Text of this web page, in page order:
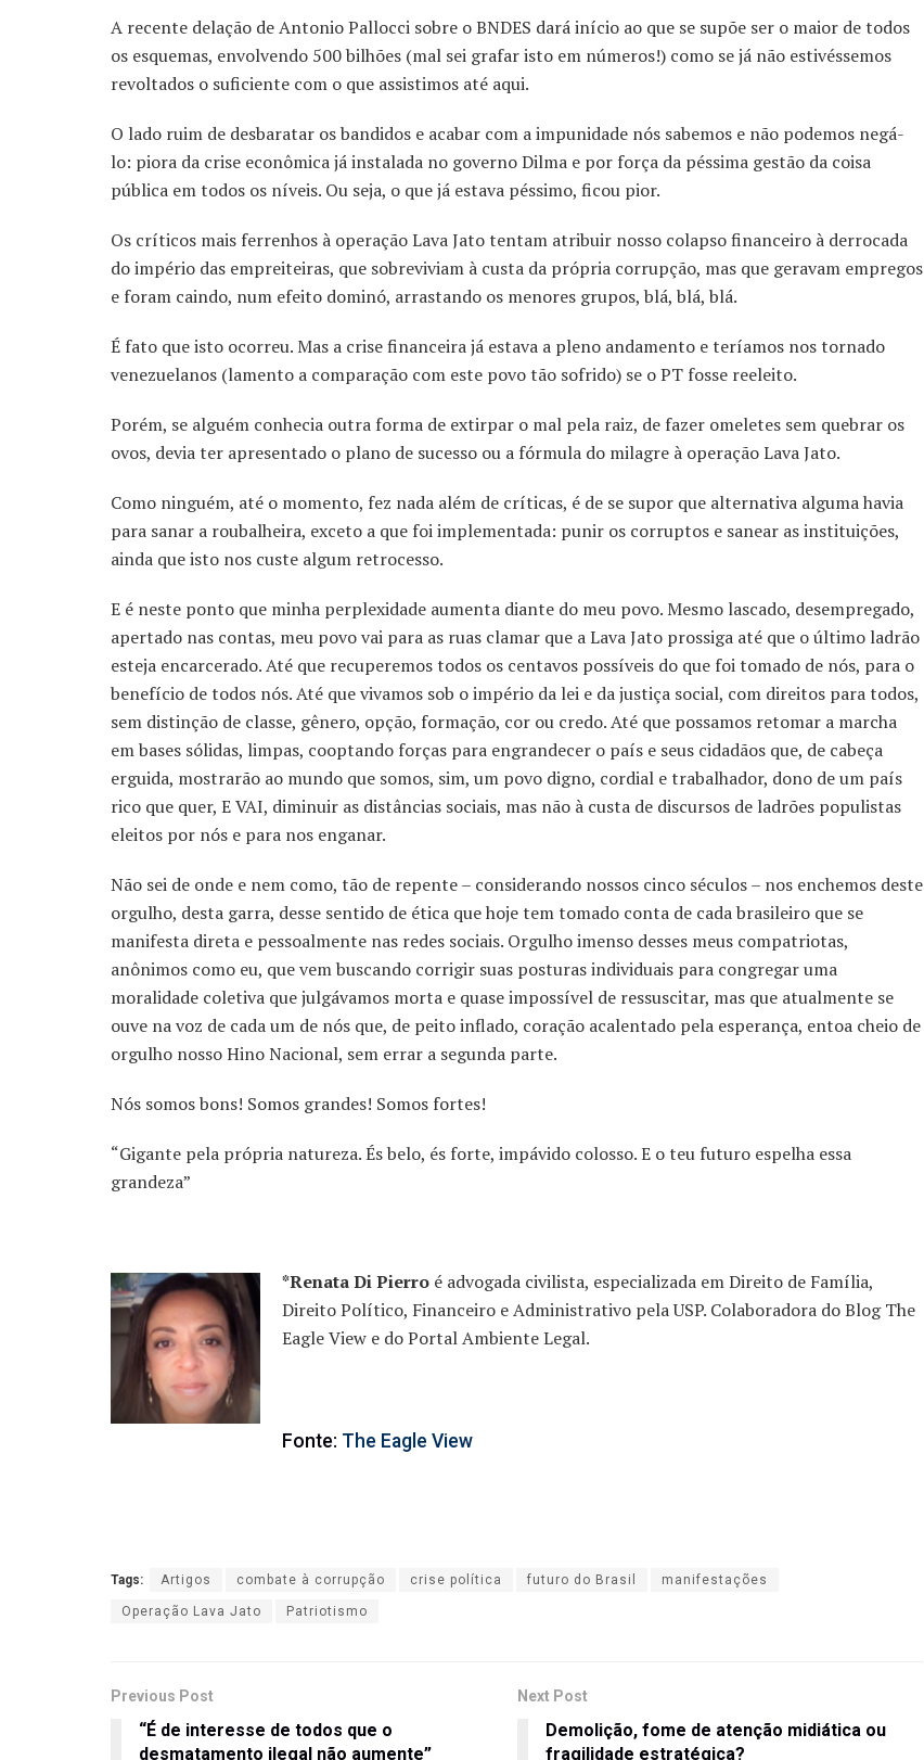
A recente delação de Antonio Pallocci sobre o BNDES dará início ao que se supõe ser o maior de todos
os esquemas, envolvendo 500 bilhões (mal sei grafar isto em números!) como se já não estivéssemos
revoltados o suficiente com o que assistimos até aqui.
O lado ruim de desbaratar os bandidos e acabar com a impunidade nós sabemos e não podemos negá-
lo: piora da crise econômica já instalada no governo Dilma e por força da péssima gestão da coisa
pública em todos os níveis. Ou seja, o que já estava péssimo, ficou pior.
Os críticos mais ferrenhos à operação Lava Jato tentam atribuir nosso colapso financeiro à derrocada
do império das empreiteiras, que sobreviviam à custa da própria corrupção, mas que geravam empregos
e foram caindo, num efeito dominó, arrastando os menores grupos, blá, blá, blá.
É fato que isto ocorreu. Mas a crise financeira já estava a pleno andamento e teríamos nos tornado
venezuelanos (lamento a comparação com este povo tão sofrido) se o PT fosse reeleito.
Porém, se alguém conhecia outra forma de extirpar o mal pela raiz, de fazer omeletes sem quebrar os
ovos, devia ter apresentado o plano de sucesso ou a fórmula do milagre à operação Lava Jato.
Como ninguém, até o momento, fez nada além de críticas, é de se supor que alternativa alguma havia
para sanar a roubalheira, exceto a que foi implementada: punir os corruptos e sanear as instituições,
ainda que isto nos custe algum retrocesso.
E é neste ponto que minha perplexidade aumenta diante do meu povo. Mesmo lascado, desempregado,
apertado nas contas, meu povo vai para as ruas clamar que a Lava Jato prossiga até que o último ladrão
esteja encarcerado. Até que recuperemos todos os centavos possíveis do que foi tomado de nós, para o
benefício de todos nós. Até que vivamos sob o império da lei e da justiça social, com direitos para todos,
sem distinção de classe, gênero, opção, formação, cor ou credo. Até que possamos retomar a marcha
em bases sólidas, limpas, cooptando forças para engrandecer o país e seus cidadãos que, de cabeça
erguida, mostrarão ao mundo que somos, sim, um povo digno, cordial e trabalhador, dono de um país
rico que quer, E VAI, diminuir as distâncias sociais, mas não à custa de discursos de ladrões populistas
eleitos por nós e para nos enganar.
Não sei de onde e nem como, tão de repente – considerando nossos cinco séculos – nos enchemos deste
orgulho, desta garra, desse sentido de ética que hoje tem tomado conta de cada brasileiro que se
manifesta direta e pessoalmente nas redes sociais. Orgulho imenso desses meus compatriotas,
anônimos como eu, que vem buscando corrigir suas posturas individuais para congregar uma
moralidade coletiva que julgávamos morta e quase impossível de ressuscitar, mas que atualmente se
ouve na voz de cada um de nós que, de peito inflado, coração acalentado pela esperança, entoa cheio de
orgulho nosso Hino Nacional, sem errar a segunda parte.
Nós somos bons! Somos grandes! Somos fortes!
“Gigante pela própria natureza. És belo, és forte, impávido colosso. E o teu futuro espelha essa
grandeza”
*Renata Di Pierro é advogada civilista, especializada em Direito de Família,
Direito Político, Financeiro e Administrativo pela USP. Colaboradora do Blog The
Eagle View e do Portal Ambiente Legal.
Fonte: The Eagle View
Tags: Artigos combate à corrupção crise política futuro do Brasil manifestações
Operação Lava Jato Patriotismo
Previous Post
“É de interesse de todos que o
desmatamento ilegal não aumente”
Next Post
Demolição, fome de atenção midiática ou
fragilidade estratégica?